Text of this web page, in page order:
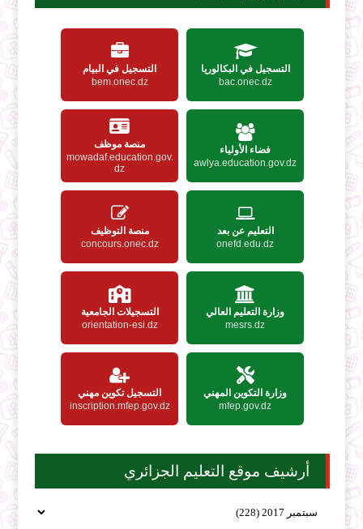
التسجيل في البكالوريا
bac.onec.dz
التسجيل في البيام
bem.onec.dz
فضاء الأولياء
awlya.education.gov.dz
منصة موظف
mowadaf.education.gov.
dz
التعليم عن بعد
onefd.edu.dz
منصة التوظيف
concours.onec.dz
وزارة التعليم العالي
mesrs.dz
التسجيلات الجامعية
orientation-esi.dz
وزارة التكوين المهني
mfep.gov.dz
التسجيل تكوين مهني
inscription.mfep.gov.dz
أرشيف موقع التعليم الجزائري